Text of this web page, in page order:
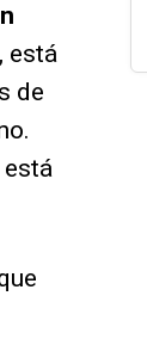
está
de
está